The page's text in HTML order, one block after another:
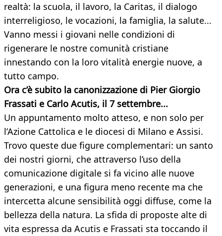
realtà: la scuola, il lavoro, la Caritas, il dialogo
interreligioso, le vocazioni, la famiglia, la salute...
Vanno messi i giovani nelle condizioni di
rigenerare le nostre comunità cristiane
innestando con la loro vitalità energie nuove, a
tutto campo.
Ora c’è subito la canonizzazione di Pier Giorgio
Frassati e Carlo Acutis, il 7 settembre...
Un appuntamento molto atteso, e non solo per
l’Azione Cattolica e le diocesi di Milano e Assisi.
Trovo queste due figure complementari: un santo
dei nostri giorni, che attraverso l’uso della
comunicazione digitale si fa vicino alle nuove
generazioni, e una figura meno recente ma che
intercetta alcune sensibilità oggi diffuse, come la
bellezza della natura. La sfida di proposte alte di
vita espressa da Acutis e Frassati sta toccando il